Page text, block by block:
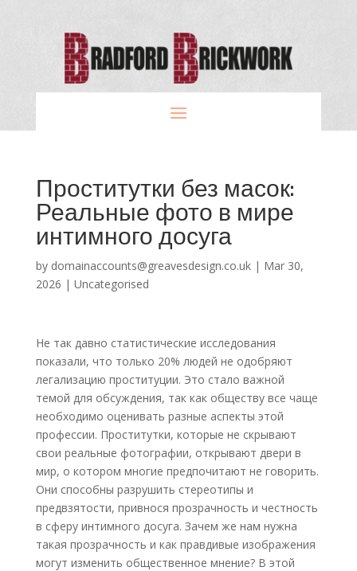
Проститутки без масок:
Реальные фото в мире
интимного досуга
by domainaccounts@greavesdesign.co.uk| Mar 30,
2026 | Uncategorised
Не так давно статистические исследования
показали, что только 20% людей не одобряют
легализацию проституции. Это стало важной
темой для обсуждения, так как обществу все чаще
необходимо оценивать разные аспекты этой
профессии. Проститутки, которые не скрывают
свои реальные фотографии, открывают двери в
мир, о котором многие предпочитают не говорить.
Они способны разрушить стереотипы и
предвзятости, привнося прозрачность и честность
в сферу интимного досуга. Зачем же нам нужна
такая прозрачность и как правдивые изображения
могут изменить общественное мнение? В этой